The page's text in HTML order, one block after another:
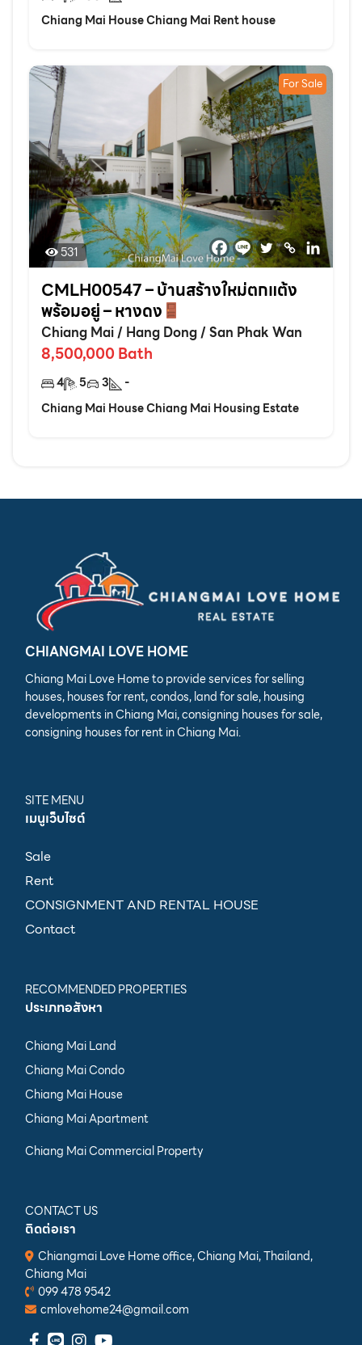
Chiang Mai House Chiang Mai Rent house
For Sale
531
CMLH00547 – บ้านสร้างใหม่ตกแต้ง
พร้อมอยู่ – หางดง
Chiang Mai/ Hang Dong/San Phak Wan
8,500,000 Bath
4 5 3
-
Chiang Mai House Chiang Mai Housing Estate
CHIANGMAI LOVE HOME
Chiang Mai Love Home to provide services for selling
houses, houses for rent, condos, land for sale, housing
developments in Chiang Mai, consigning houses for sale,
consigning houses for rent in Chiang Mai.
SITE MENU
เมนูเว็บไซต์
Sale
Rent
CONSIGNMENT AND RENTAL HOUSE
Contact
RECOMMENDED PROPERTIES
ประเภทอสังหา
Chiang Mai Land
Chiang Mai Condo
Chiang Mai House
Chiang Mai Apartment
Chiang Mai Commercial Property
CONTACT US
ติดต่อเรา
Chiangmai Love Home office, Chiang Mai, Thailand,
Chiang Mai
099 478 9542
cmlovehome24@gmail.com